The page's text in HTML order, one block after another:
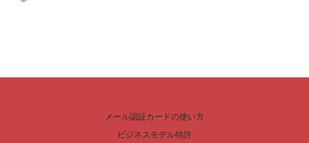
メール認証カードの使い方
ビジネスモデル特許